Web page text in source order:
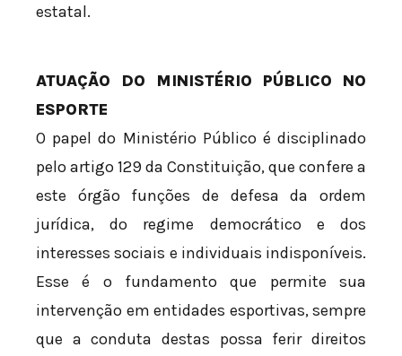
estatal.
ATUAÇÃO DO MINISTÉRIO PÚBLICO NO
ESPORTE
O papel do Ministério Público é disciplinado
pelo artigo 129 da Constituição, que confere a
este órgão funções de defesa da ordem
jurídica, do regime democrático e dos
interesses sociais e individuais indisponíveis.
Esse é o fundamento que permite sua
intervenção em entidades esportivas, sempre
que a conduta destas possa ferir direitos